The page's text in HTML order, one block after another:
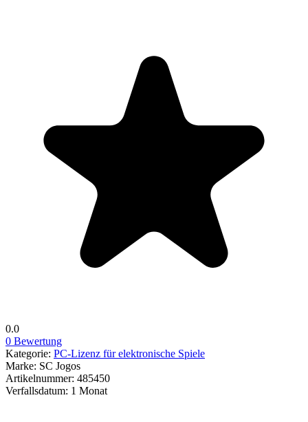
0.0
0 Bewertung
Kategorie: PC-Lizenz für elektronische Spiele
Marke: SC Jogos
Artikelnummer: 485450
Verfallsdatum: 1 Monat